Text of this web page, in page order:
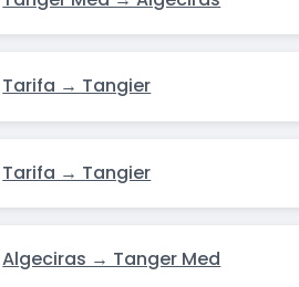
Tarifa → Tangier
Tarifa → Tangier
Algeciras → Tanger Med